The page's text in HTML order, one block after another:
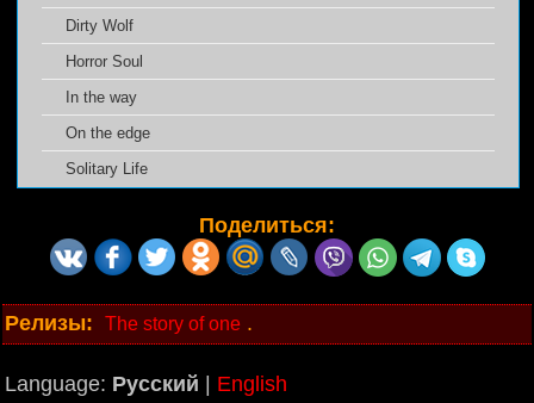
Dirty Wolf
Horror Soul
In the way
On the edge
Solitary Life
Поделиться:
Релизы: The story of one .
Language: Русский | English